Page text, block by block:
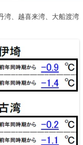
湾、越喜来湾、大船渡湾